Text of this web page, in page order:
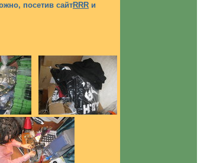
посетив сайтRRR и